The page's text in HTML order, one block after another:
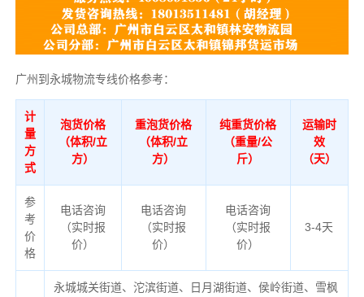
广州到永城物流专线价格参考：
计
量
方
式
泡货价格
（体积/立
方）
重泡货价格
（体积/立
方）
纯重货价格
（重量/公
斤）
运输时
效
（天）
参
考
价
格
电话咨询
（实时报
价）
电话咨询
（实时报
价）
电话咨询
（实时报
价）
3-4天
永城城关街道、沱滨街道、日月湖街道、侯岭街道、雪枫